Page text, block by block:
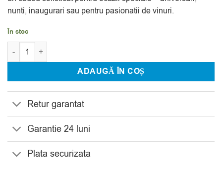
nunti, inaugurari sau pentru pasionatii de vinuri.
În stoc
Cantitate Set 6 Pahare Vin Cristal Bohemia Timesquare 240 ml
ADAUGĂ ÎN COȘ
Retur garantat
Garantie 24 luni
Plata securizata